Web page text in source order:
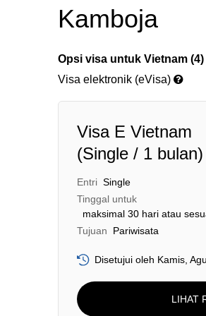
Kamboja
Opsi visa untuk Vietnam (4)
Visa elektronik (eVisa)
Visa E Vietnam
(Single / 1 bulan)
Entri Single
Tinggal untuk
maksimal 30 hari atau
Tujuan
Pariwisata
Disetujui oleh Kamis,
LIHAT